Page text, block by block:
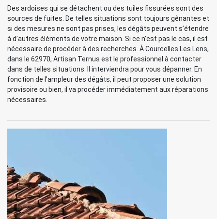
Des ardoises qui se détachent ou des tuiles fissurées sont des
sources de fuites. De telles situations sont toujours gênantes et
si des mesures ne sont pas prises, les dégâts peuvent s’étendre
à d’autres éléments de votre maison. Si ce n’est pas le cas, il est
nécessaire de procéder à des recherches. À Courcelles Les Lens,
dans le 62970, Artisan Ternus est le professionnel à contacter
dans de telles situations. Il interviendra pour vous dépanner. En
fonction de l’ampleur des dégâts, il peut proposer une solution
provisoire ou bien, il va procéder immédiatement aux réparations
nécessaires.